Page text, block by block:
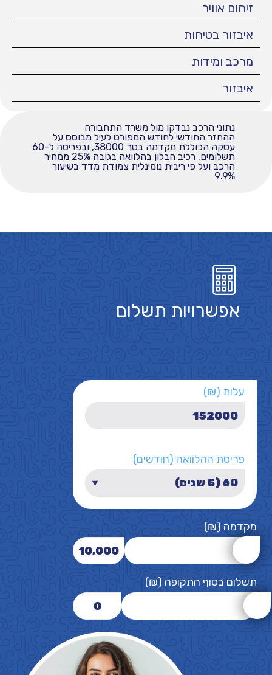
זיהום אוויר
איבזור בטיחות
מרכב ומידות
איבזור
נתוני הרכב נבדקו מול משרד התחבורה
ההחזר החודשי לחודש המפורט לעיל מבוסס על
עסקה הכוללת מקדמה בסך 38000, ובפריסה ל-60
תשלומים. רכיב הבלון בהלוואה בגובה 25% ממחיר
הרכב ועל פי ריבית נומינלית צמודת מדד בשיעור
9.9%
אפשרויות תשלום
עלות (₪)
פריסת ההלוואה (חודשים)
מקדמה (₪)
10,000
תשלום בסוף התקופה (₪)
0